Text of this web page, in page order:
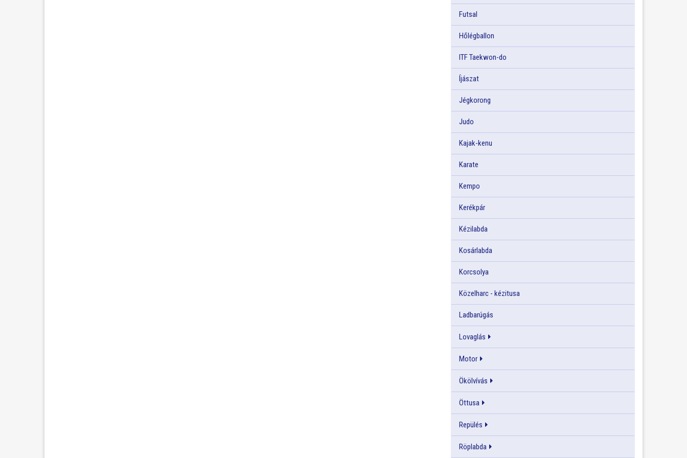
Futsal
Hőlégballon
ITF Taekwon-do
Íjászat
Jégkorong
Judo
Kajak-kenu
Karate
Kempo
Kerékpár
Kézilabda
Kosárlabda
Korcsolya
Közelharc - kézitusa
Ladbarúgás
Lovaglás
Motor
Ökölvívás
Öttusa
Repülés
Röplabda